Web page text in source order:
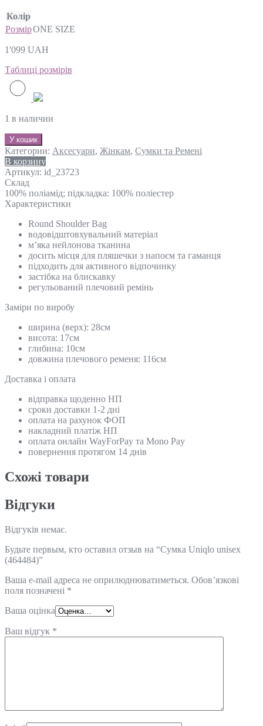
Колір
РозмірONE SIZE
1'099 UAH
Таблиці розмірів
1 в наличии
У кошик
Категории: Аксесуари, Жінкам, Сумки та Ремені
В корзину
Артикул: id_23723
Склад
100% поліамід; підкладка: 100% поліестер
Характеристики
Round Shoulder Bag
водовідштовхувальний матеріал
м’яка нейлонова тканина
досить місця для пляшечки з напоєм та гаманця
підходить для активного відпочинку
застібка на блискавку
регульований плечовий ремінь
Замiри по виробу
ширина (верх): 28см
висота: 17см
глибина: 10см
довжина плечового ременя: 116см
Доставка і оплата
відправка щоденно НП
сроки доставки 1-2 дні
оплата на рахунок ФОП
накладний платіж НП
оплата онлайн WayForPay та Mono Pay
повернення протягом 14 днів
Схожi товари
Відгуки
Відгуків немає.
Будьте первым, кто оставил отзыв на “Сумка Uniqlo unisex
(464484)”
Ваша e-mail адреса не оприлюднюватиметься. Обов’язкові
поля позначені *
Ваша оцінка
Ваш відгук *